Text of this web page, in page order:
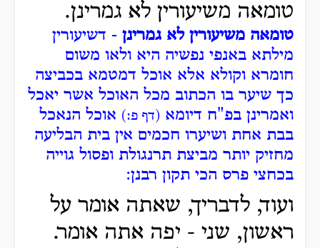
טומאה משיעורין לא גמרינן.
טומאה משיעורין לא גמרינן - דשיעורין
מילתא באנפי נפשיה היא ולאו משום
חומרא וקולא אלא אוכל דמטמא בכביצה
כך שיער בו הכתוב מכל האוכל אשר יאכל
ואמרינן בפ"ח דיומא (דף פ:) אוכל הנאכל
בבת אחת ושיערו חכמים אין בית הבליעה
מחזיק יותר מביצת תרנגולת ופסול גוייה
בכחצי פרס הכי תקון רבנן:
ועוד, לדבריך, שאתה אומר על
ראשון, שני - יפה אתה אומר.